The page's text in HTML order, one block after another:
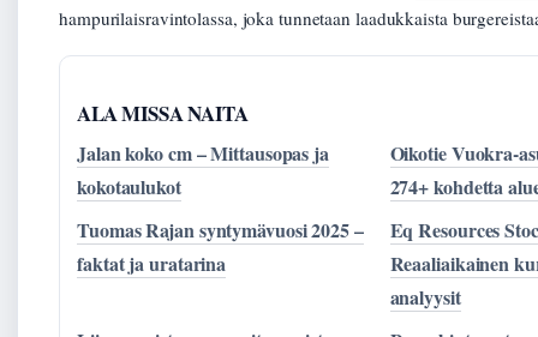
hampurilaisravintolassa, joka tunnetaan laadukkaista
ALA MISSA NAITA
Jalan koko cm – Mittausopas ja
kokotaulukot
Oikotie Vuokra-
274+ kohdetta
Tuomas Rajan syntymävuosi 2025 –
faktat ja uratarina
Eq Resources
Reaaliaikainen
analyysit